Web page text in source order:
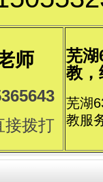
师
接拨打
芜湖
教，
芜湖
教服